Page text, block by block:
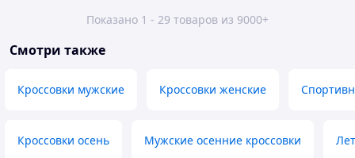
Показано 1 - 29 товаров из 9000+
Смотри также
Кроссовки мужские Кроссовки женские
Кроссовки осень Мужские осенние кроссовки